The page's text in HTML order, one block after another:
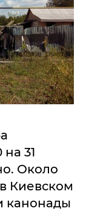
31
Около
Киевском
канонады